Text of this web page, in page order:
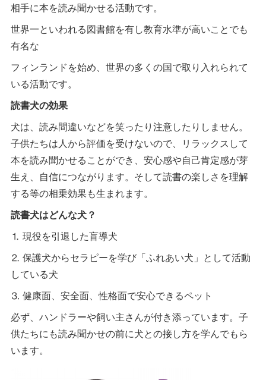
相手に本を読み聞かせる活動です。
世界一といわれる図書館を有し教育水準が高いことでも
有名な
フィンランドを始め、世界の多くの国で取り入れられて
いる活動です。
読書犬の効果
犬は、読み間違いなどを笑ったり注意したりしません。
子供たちは人から評価を受けないので、リラックスして
本を読み聞かせることができ、安心感や自己肯定感が芽
生え、自信につながります。そして読書の楽しさを理解
する等の相乗効果も生まれます。
読書犬はどんな犬？
⒈ 現役を引退した盲導犬
⒉ 保護犬からセラピーを学び「ふれあい犬」として活動
している犬
⒊ 健康面、安全面、性格面で安心できるペット
必ず、ハンドラーや飼い主さんが付き添っています。子
供たちにも読み聞かせの前に犬との接し方を学んでもら
います。